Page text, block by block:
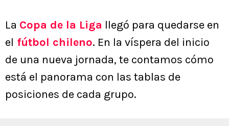
La Copa de la Liga llegó para quedarse en
el fútbol chileno. En la víspera del inicio
de una nueva jornada, te contamos cómo
está el panorama con las tablas de
posiciones de cada grupo.